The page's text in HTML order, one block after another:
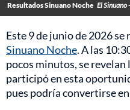
Resultados Sinuano Noche El Sinuano
Este 9 de junio de 2026
Sinuano Noche. A las
pocos minutos, se revelan
participó en esta
pues podría convertirse